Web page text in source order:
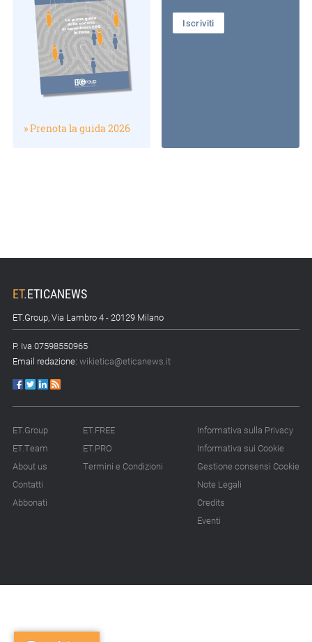
» Prenota la guida 2026
Iscriviti
ET.ETICANEWS
ET.Group, Via Lambro 4 - 20129 Milano
P. Iva 07598550965
Email redazione: wikietica@eticanews.it
ET.Group
ET.Team
About us
Contatti
Abbonati
ET.FREE
ET.PRO
Termini e Condizioni
Informativa sulla Privacy
Informativa sui Cookie
Gestione consensi Cookie
Note Legali
Credits
Eventi